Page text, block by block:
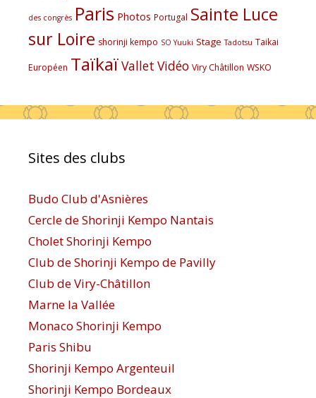
des congrès Paris Photos Portugal Sainte Luce
sur Loire shorinji kempo SO Yuuki Stage Tadotsu Taikai
Européen TaïkaïVallet Vidéo Viry Châtillon WSKO
Sites des clubs
Budo Club d'Asnières
Cercle de Shorinji Kempo Nantais
Cholet Shorinji Kempo
Club de Shorinji Kempo de Pavilly
Club de Viry-Châtillon
Marne la Vallée
Monaco Shorinji Kempo
Paris Shibu
Shorinji Kempo Argenteuil
Shorinji Kempo Bordeaux